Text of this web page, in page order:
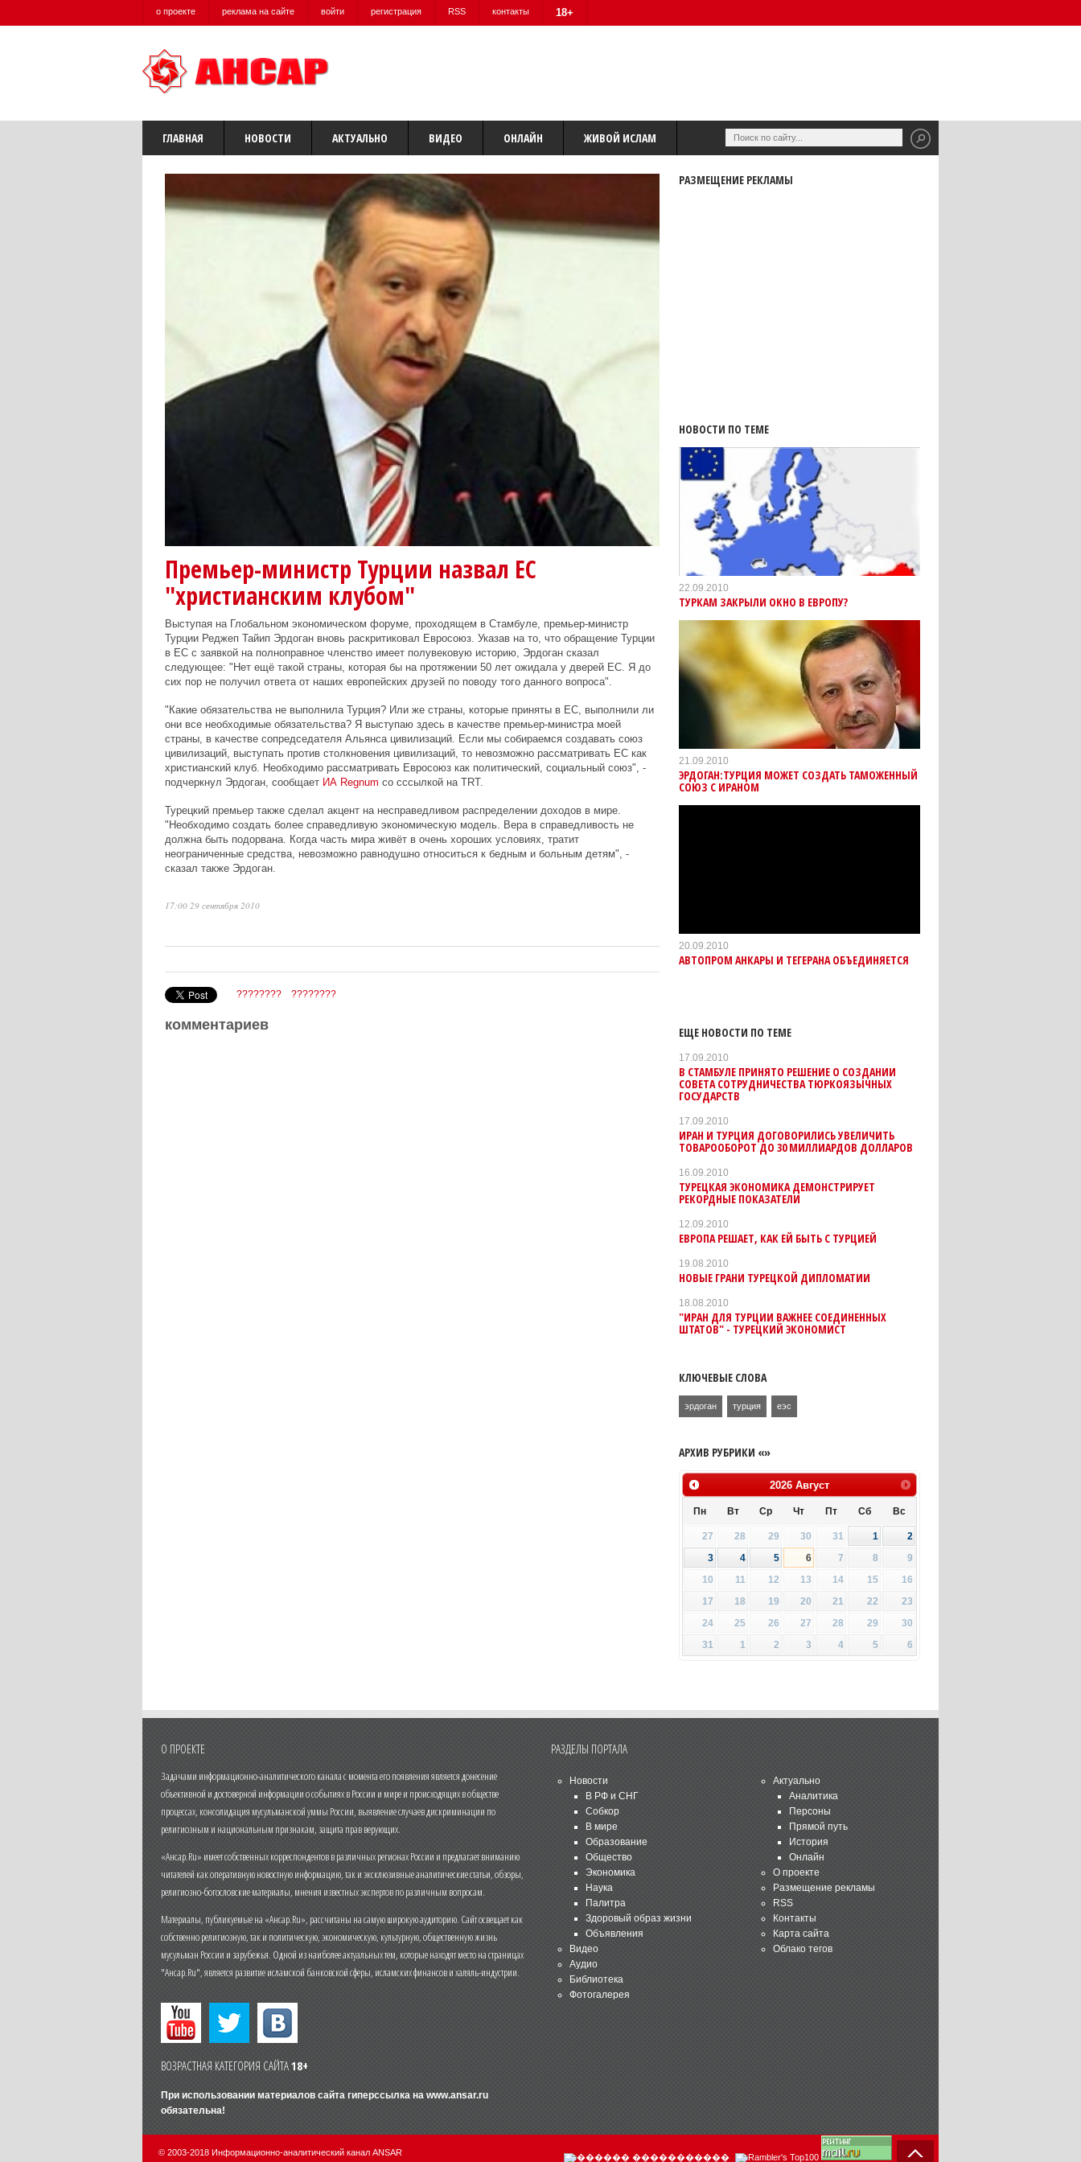
о проекте реклама на сайте войти регистрация RSS контакты 18+
ГЛАВНАЯ НОВОСТИ АКТУАЛЬНО ВИДЕО ОНЛАЙН ЖИВОЙ ИСЛАМ
Премьер-министр Турции назвал ЕС
"христианским клубом"
Выступая на Глобальном экономическом форуме, проходящем в Стамбуле, премьер-министр
Турции Реджеп Тайип Эрдоган вновь раскритиковал Евросоюз. Указав на то, что обращение Турции
в ЕС с заявкой на полноправное членство имеет полувековую историю, Эрдоган сказал
следующее: "Нет ещё такой страны, которая бы на протяжении 50 лет ожидала у дверей ЕС. Я до
сих пор не получил ответа от наших европейских друзей по поводу того данного вопроса".
"Какие обязательства не выполнила Турция? Или же страны, которые приняты в ЕС, выполнили ли
они все необходимые обязательства? Я выступаю здесь в качестве премьер-министра моей
страны, в качестве сопредседателя Альянса цивилизаций. Если мы собираемся создавать союз
цивилизаций, выступать против столкновения цивилизаций, то невозможно рассматривать ЕС как
христианский клуб. Необходимо рассматривать Евросоюз как политический, социальный союз", -
подчеркнул Эрдоган, сообщает ИА Regnum со сссылкой на TRT.
Турецкий премьер также сделал акцент на несправедливом распределении доходов в мире.
"Необходимо создать более справедливую экономическую модель. Вера в справедливость не
должна быть подорвана. Когда часть мира живёт в очень хороших условиях, тратит
неограниченные средства, невозможно равнодушно относиться к бедным и больным детям", -
сказал также Эрдоган.
17:00 29 сентября 2010
???????? ????????
комментариев
РАЗМЕЩЕНИЕ РЕКЛАМЫ
НОВОСТИ ПО ТЕМЕ
22.09.2010
ТУРКАМ ЗАКРЫЛИ ОКНО В ЕВРОПУ?
21.09.2010
ЭРДОГАН:ТУРЦИЯ МОЖЕТ СОЗДАТЬ ТАМОЖЕННЫЙ
СОЮЗ С ИРАНОМ
20.09.2010
АВТОПРОМ АНКАРЫ И ТЕГЕРАНА ОБЪЕДИНЯЕТСЯ
ЕЩЕ НОВОСТИ ПО ТЕМЕ
17.09.2010
В СТАМБУЛЕ ПРИНЯТО РЕШЕНИЕ О СОЗДАНИИ
СОВЕТA СОТРУДНИЧЕСТВА ТЮРКОЯЗЫЧНЫХ
ГОСУДАРСТВ
17.09.2010
ИРАН И ТУРЦИЯ ДОГОВОРИЛИСЬ УВЕЛИЧИТЬ
ТОВАРООБОРОТ ДО 30 МИЛЛИАРДОВ ДОЛЛАРОВ
16.09.2010
ТУРЕЦКАЯ ЭКОНОМИКА ДЕМОНСТРИРУЕТ
РЕКОРДНЫЕ ПОКАЗАТЕЛИ
12.09.2010
ЕВРОПА РЕШАЕТ, КАК ЕЙ БЫТЬ С ТУРЦИЕЙ
19.08.2010
НОВЫЕ ГРАНИ ТУРЕЦКОЙ ДИПЛОМАТИИ
18.08.2010
"ИРАН ДЛЯ ТУРЦИИ ВАЖНЕЕ СОЕДИНЕННЫХ
ШТАТОВ" - ТУРЕЦКИЙ ЭКОНОМИСТ
КЛЮЧЕВЫЕ СЛОВА
эрдоган турция еэс
АРХИВ РУБРИКИ «»
2026 Август
Пн Вт Ср Чт Пт Сб Вс
27 28 29 30 31 1
2
3
4 5 6 7 8
9
10
11 12 13 14 15
16
17
18 19 20 21 22
23
24
25 26 27 28 29
30
31
1 2 3 4 5 6
О ПРОЕКТЕ
Задачами информационно-аналитического канала с момента его появления является донесение
объективной и достоверной информации о событиях в России и мире и происходящих в обществе
процессах, консолидация мусульманской уммы России, выявление случаев дискриминации по
религиозным и национальным признакам, защита прав верующих.
«Ансар.Ru» имеет собственных корреспондентов в различных регионах России и предлагает вниманию
читателей как оперативную новостную информацию, так и эксклюзивные аналитические статьи, обзоры,
религиозно-богословские материалы, мнения известных экспертов по различным вопросам.
Материалы, публикуемые на «Ансар.Ru», рассчитаны на самую широкую аудиторию. Сайт освещает как
собственно религиозную, так и политическую, экономическую, культурную, общественную жизнь
мусульман России и зарубежья. Одной из наиболее актуальных тем, которые находят место на страницах
"Ансар.Ru", является развитие исламской банковской сферы, исламских финансов и халяль-индустрии.
ВОЗРАСТНАЯ КАТЕГОРИЯ САЙТА18+
При использовании материалов сайта гиперссылка на www.ansar.ru
обязательна!
РАЗДЕЛЫ ПОРТАЛА
Новости
В РФ и СНГ
Собкор
В мире
Образование
Общество
Экономика
Наука
Палитра
Здоровый образ жизни
Объявления
Видео
Аудио
Библиотека
Фотогалерея
Актуально
Аналитика
Персоны
Прямой путь
История
Онлайн
О проекте
Размещение рекламы
RSS
Контакты
Карта сайта
Облако тегов
© 2003-2018 Информационно-аналитический канал ANSAR